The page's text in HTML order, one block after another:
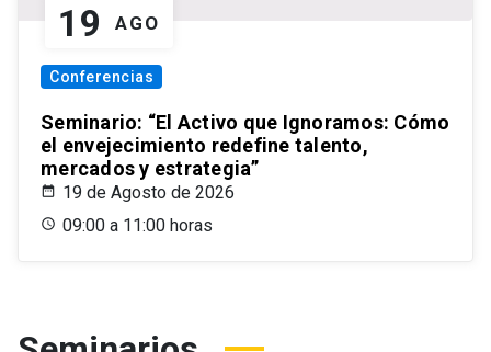
19 AGO
Conferencias
Seminario: “El Activo que Ignoramos: Cómo
el envejecimiento redefine talento,
mercados y estrategia”
19 de Agosto de 2026
09:00 a 11:00 horas